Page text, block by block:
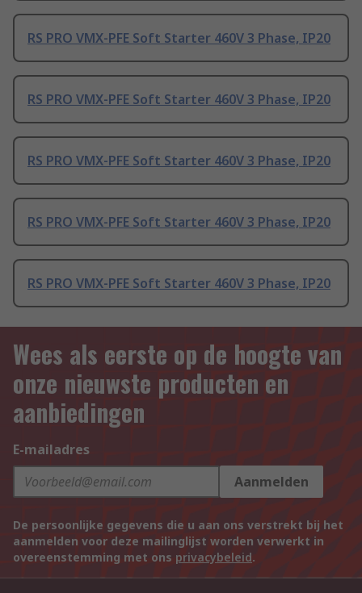
RS PRO VMX-PFE Soft Starter 460V 3 Phase, IP20
RS PRO VMX-PFE Soft Starter 460V 3 Phase, IP20
RS PRO VMX-PFE Soft Starter 460V 3 Phase, IP20
RS PRO VMX-PFE Soft Starter 460V 3 Phase, IP20
RS PRO VMX-PFE Soft Starter 460V 3 Phase, IP20
Wees als eerste op de hoogte van
onze nieuwste producten en
aanbiedingen
E-mailadres
Aanmelden
De persoonlijke gegevens die u aan ons verstrekt bij het
aanmelden voor deze mailinglijst worden verwerkt in
overeenstemming met ons privacybeleid.